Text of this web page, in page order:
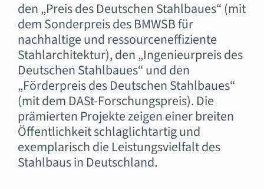
den „Preis des Deutschen Stahlbaues“ (mit
dem Sonderpreis des BMWSB für
nachhaltige und ressourceneffiziente
Stahlarchitektur), den „Ingenieurpreis des
Deutschen Stahlbaues“ und den
„Förderpreis des Deutschen Stahlbaues“
(mit dem DASt-Forschungspreis). Die
prämierten Projekte zeigen einer breiten
Öffentlichkeit schlaglichtartig und
exemplarisch die Leistungsvielfalt des
Stahlbaus in Deutschland.